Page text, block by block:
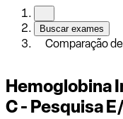
Buscar exames
Comparação
Hemoglobina
C - Pesquisa